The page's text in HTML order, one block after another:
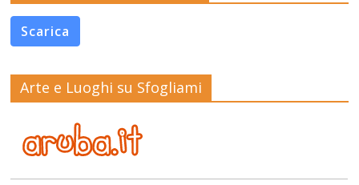
Scarica
Arte e Luoghi su Sfogliami